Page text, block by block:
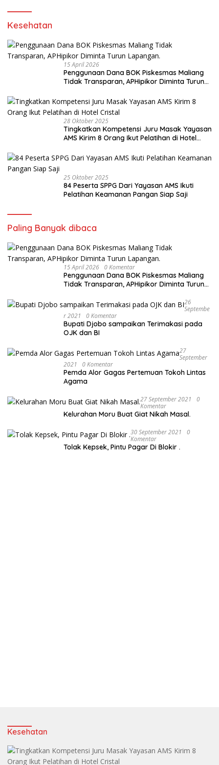
Kesehatan
15 April 2026
Penggunaan Dana BOK Piskesmas Maliang
Tidak Transparan, APHipikor Diminta Turun
28 Oktober 2025
Tingkatkan Kompetensi Juru Masak Yayasan
AMS Kirim 8 Orang Ikut Pelatihan di Hotel
25 Oktober 2025
84 Peserta SPPG Dari Yayasan AMS Ikuti
Pelatihan Keamanan Pangan Siap Saji
Paling Banyak dibaca
15 April 2026 0 Komentar
Penggunaan Dana BOK Piskesmas Maliang
Tidak Transparan, APHipikor Diminta Turun
26
Septembe
R 2021
0 Komentar
Bupati Djobo sampaikan Terimakasi pada
OJK dan BI
27
September
2021
0 Komentar
Pemda Alor Gagas Pertemuan Tokoh Lintas
Agama
27 September 2021
0
Komentar
Kelurahan Moru Buat Giat Nikah Masal.
30 September 2021
0
Komentar
Tolak Kepsek, Pintu Pagar Di Blokir .
Kesehatan